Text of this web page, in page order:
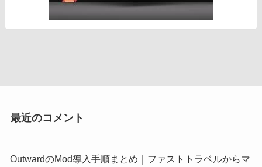
最近のコメント
OutwardのMod導入手順まとめ｜ファストトラベルからマ